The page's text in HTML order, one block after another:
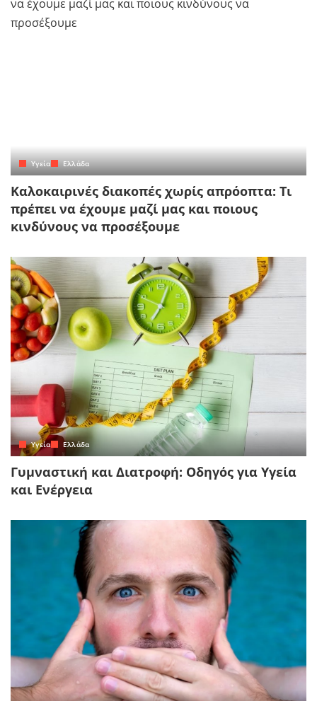
Yγεία Ελλάδα
Καλοκαιρινές διακοπές χωρίς απρόοπτα: Τι
πρέπει να έχουμε μαζί μας και ποιους
κινδύνους να προσέξουμε
Yγεία Ελλάδα
Γυμναστική και Διατροφή: Οδηγός για Υγεία
και Ενέργεια